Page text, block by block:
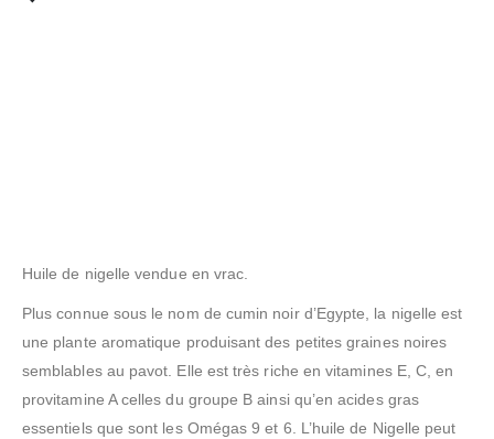
Huile de nigelle vendue en vrac.
Plus connue sous le nom de cumin noir d’Egypte, la nigelle est
une plante aromatique produisant des petites graines noires
semblables au pavot. Elle est très riche en vitamines E, C, en
provitamine A celles du groupe B ainsi qu’en acides gras
essentiels que sont les Omégas 9 et 6. L’huile de Nigelle peut